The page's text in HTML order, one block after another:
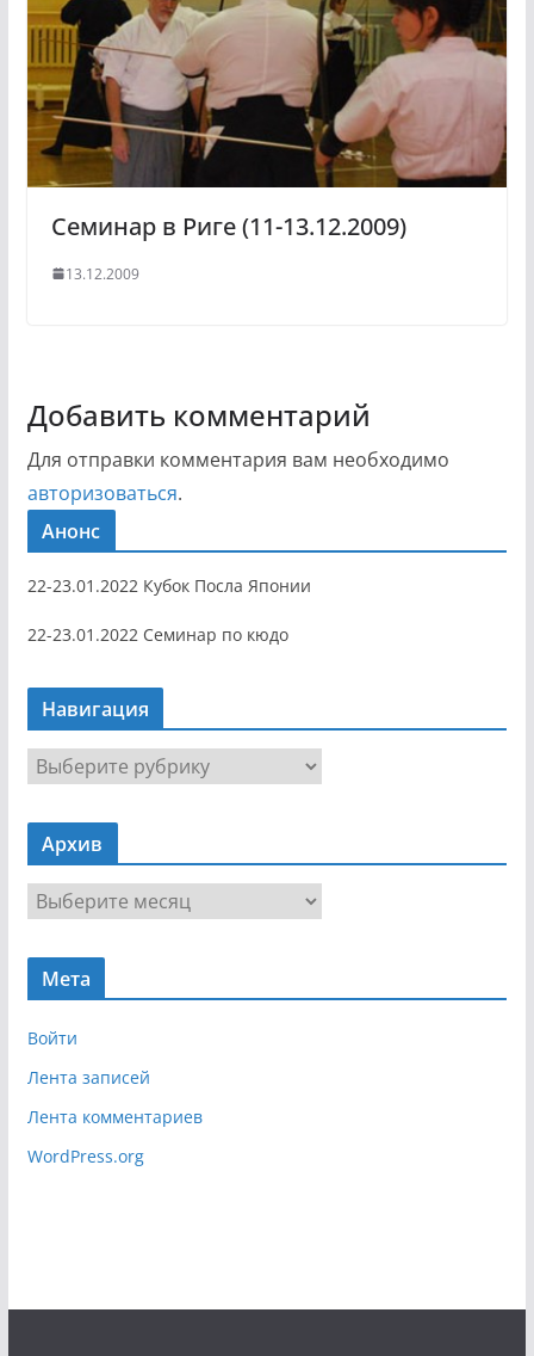
Семинар в Риге (11-13.12.2009)
13.12.2009
Добавить комментарий
Для отправки комментария вам необходимо
авторизоваться.
Анонс
22-23.01.2022 Кубок Посла Японии
22-23.01.2022 Семинар по кюдо
Навигация
Н
а
в
г
я
Архив
р
х
Мета
Войти
Лента записей
Лента комментариев
WordPress.org